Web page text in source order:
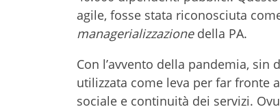
agile, fosse stata riconosciuta
managerializzazione della PA.
Con l’avvento della pandemia,
utilizzata come leva per far fronte
sociale e continuità dei servizi.